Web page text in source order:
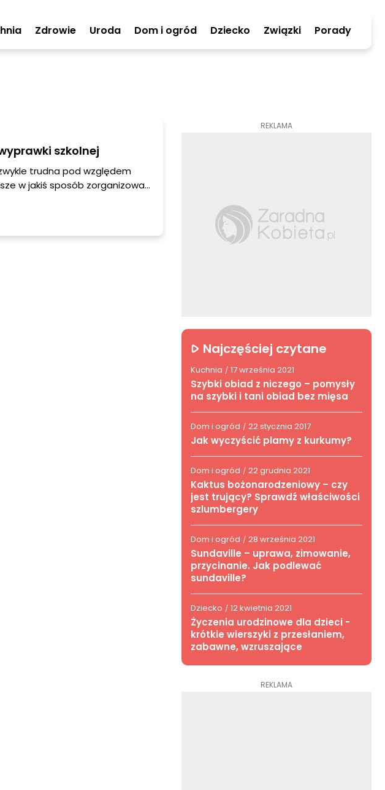
Zdrowie Uroda Dom i ogród Dziecko Związki Porady
szkolnej
trudna pod względem
w jakiś sposób zorganizować
na pewno nie zapłacimy
REKLAMA
Najczęściej czytane
Kuchnia / 17 września 2021
Szybki obiad z niczego – pomysły
na szybki i tani obiad bez mięsa
Dom i ogród / 22 stycznia 2017
Jak wyczyścić plamy z kurkumy?
Dom i ogród / 22 grudnia 2021
Kaktus bożonarodzeniowy – czy
jest trujący? Sprawdź właściwości
szlumbergery
Dom i ogród / 28 września 2021
Sundaville – uprawa, zimowanie,
przycinanie. Jak podlewać
sundaville?
Dziecko / 12 kwietnia 2021
Życzenia urodzinowe dla dzieci -
krótkie wierszyki z przesłaniem,
zabawne, wzruszające
REKLAMA